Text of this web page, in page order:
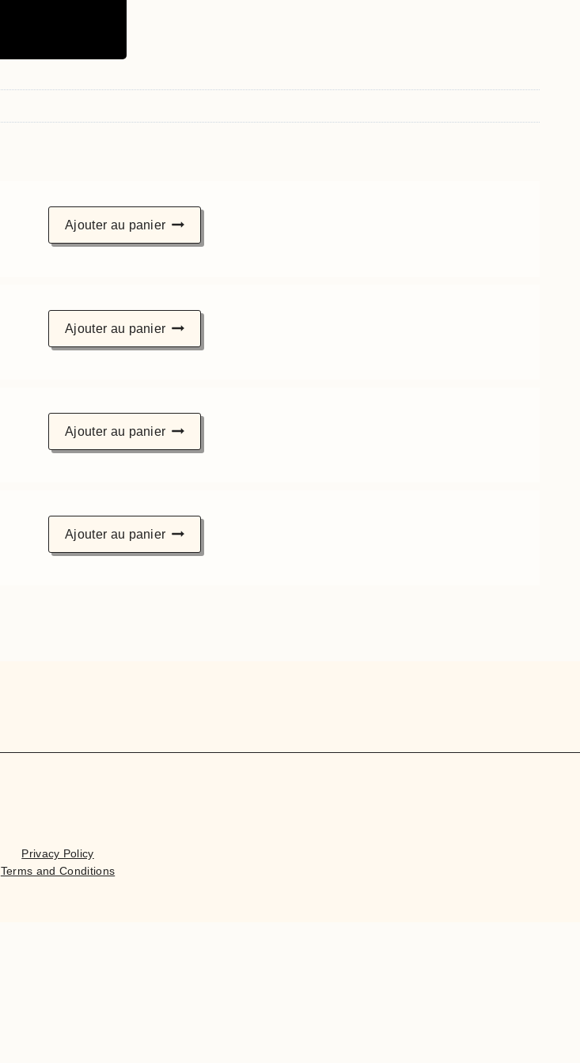
Ajouter au panier
Ajouter au panier
Ajouter au panier
Ajouter au panier
Privacy Policy
Terms and Conditions